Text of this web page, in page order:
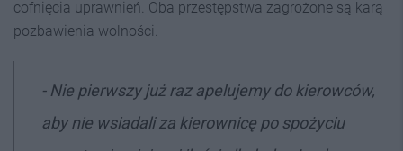
cofnięcia uprawnień. Oba przestępstwa zagrożone są karą
pozbawienia wolności.
- Nie pierwszy już raz apelujemy do kierowców,
aby nie wsiadali za kierownicę po spożyciu